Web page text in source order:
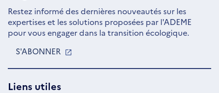
Restez informé des dernières nouveautés sur les
expertises et les solutions proposées par l'ADEME
pour vous engager dans la transition écologique.
S'ABONNER
UNE
Liens utiles